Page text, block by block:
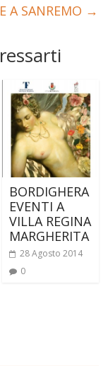
A SANREMO →
BORDIGHERA
EVENTI A
VILLA REGINA
MARGHERITA
28 Agosto 2014
0